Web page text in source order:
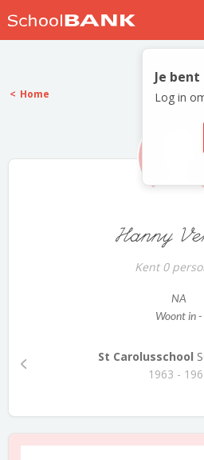
Nostalgische
Log in
Meld je gratis
Je
Log in
Home
Hanny
Kent 0
NA
Woont in -
St Carolusschool
1963 -